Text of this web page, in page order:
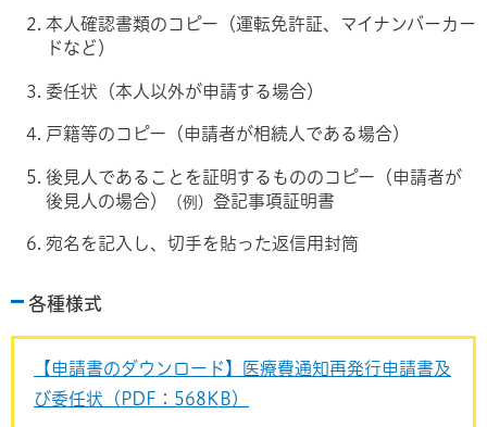
本人確認書類のコピー（運転免許証、マイナンバーカー
ドなど）
委任状（本人以外が申請する場合）
戸籍等のコピー（申請者が相続人である場合）
後見人であることを証明するもののコピー（申請者が
後見人の場合）
（例） 登記事項証明書
宛名を記入し、切手を貼った返信用封筒
各種様式
【申請書のダウンロード】医療費通知再発行申請書及
び委任状（PDF：568KB）